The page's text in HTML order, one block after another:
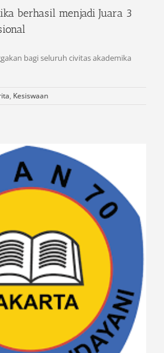
berhasil menjadi Juara 3
bagi seluruh civitas akademika
, Kesiswaan